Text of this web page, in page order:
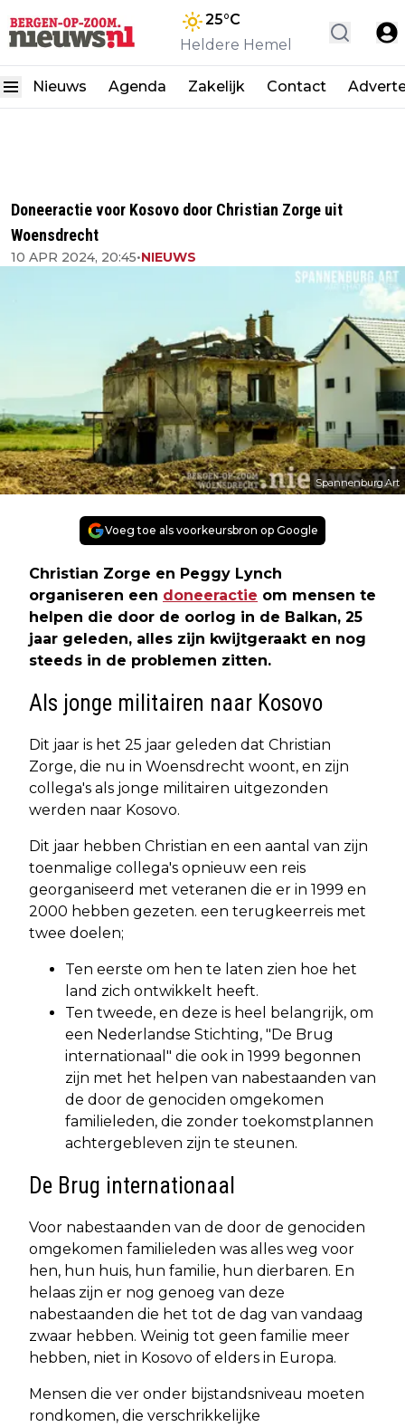
25°C
Heldere Hemel
Nieuws Agenda Zakelijk Contact
Doneeractie voor Kosovo door Christian Zorge uit
Woensdrecht
10 APR 2024, 20:45•NIEUWS
Spannenburg.Art
Voeg toe als voorkeursbron op Google
Christian Zorge en Peggy Lynch
organiseren een doneeractie om mensen te
helpen die door de oorlog in de Balkan, 25
jaar geleden, alles zijn kwijtgeraakt en nog
steeds in de problemen zitten.
Als jonge militairen naar Kosovo
Dit jaar is het 25 jaar geleden dat Christian
Zorge, die nu in Woensdrecht woont, en zijn
collega's als jonge militairen uitgezonden
werden naar Kosovo.
Dit jaar hebben Christian en een aantal van zijn
toenmalige collega's opnieuw een reis
georganiseerd met veteranen die er in 1999 en
2000 hebben gezeten. een terugkeerreis met
twee doelen;
Ten eerste om hen te laten zien hoe het
land zich ontwikkelt heeft.
Ten tweede, en deze is heel belangrijk, om
een Nederlandse Stichting, "De Brug
internationaal" die ook in 1999 begonnen
zijn met het helpen van nabestaanden van
de door de genociden omgekomen
familieleden, die zonder toekomstplannen
achtergebleven zijn te steunen.
De Brug internationaal
Voor nabestaanden van de door de genociden
omgekomen familieleden was alles weg voor
hen, hun huis, hun familie, hun dierbaren. En
helaas zijn er nog genoeg van deze
nabestaanden die het tot de dag van vandaag
zwaar hebben. Weinig tot geen familie meer
hebben, niet in Kosovo of elders in Europa.
Mensen die ver onder bijstandsniveau moeten
rondkomen, die verschrikkelijke